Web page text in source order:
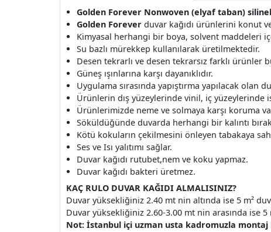
Golden Forever Nonwoven (elyaf taban)
Golden Forever duvar kağıdı ürünlerini konut
Kimyasal herhangi bir boya, solvent maddeleri
Su bazlı mürekkep kullanılarak üretilmektedir.
Desen tekrarlı ve desen tekrarsız farklı ürünler
Güneş ışınlarına karşı dayanıklıdır.
Uygulama sırasında yapıştırma yapılacak olan
Ürünlerin dış yüzeylerinde vinil, iç yüzeylerinde
Ürünlerimizde neme ve solmaya karşı koruma
Söküldüğünde duvarda herhangi bir kalıntı
Kötü kokuların çekilmesini önleyen tabakaya
Ses ve Isı yalıtımı sağlar.
Duvar kağıdı rutubet,nem ve koku yapmaz.
Duvar kağıdı bakteri üretmez.
KAÇ RULO DUVAR KAĞIDI ALMALISINIZ?
Duvar yüksekliğiniz 2.40 mt nin altında ise 5 m²
Duvar yüksekliğiniz 2.60-3.00 mt nin arasında ise
Not: İstanbul içi uzman usta kadromuzla